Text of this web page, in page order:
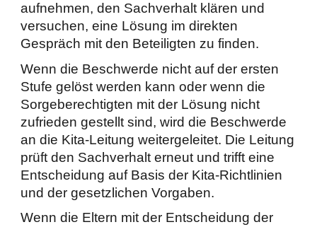
aufnehmen, den Sachverhalt klären und
versuchen, eine Lösung im direkten
Gespräch mit den Beteiligten zu finden.
Wenn die Beschwerde nicht auf der ersten
Stufe gelöst werden kann oder wenn die
Sorgeberechtigten mit der Lösung nicht
zufrieden gestellt sind, wird die Beschwerde
an die Kita-Leitung weitergeleitet. Die Leitung
prüft den Sachverhalt erneut und trifft eine
Entscheidung auf Basis der Kita-Richtlinien
und der gesetzlichen Vorgaben.
Wenn die Eltern mit der Entscheidung der